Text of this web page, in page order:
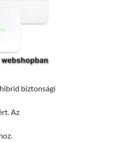
biztonsági
Az